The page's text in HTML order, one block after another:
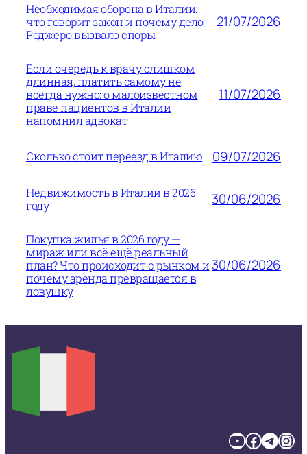
Необходимая оборона в Италии:
что говорит закон и почему дело
Роджеро вызвало споры
21/07/2026
Если очередь к врачу слишком
длинная, платить самому не
всегда нужно: о малоизвестном
праве пациентов в Италии
напомнил адвокат
11/07/2026
Сколько стоит переезд в Италию 09/07/2026
Недвижимость в Италии в 2026
году
30/06/2026
Покупка жилья в 2026 году —
мираж или всё ещё реальный
план? Что происходит с рынком и
почему аренда превращается в
ловушку
30/06/2026
YouTube Facebook TelegramInstagram